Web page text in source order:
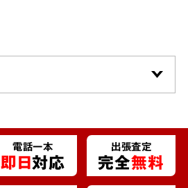
電話一本
即日対応
出張査定
完全無料